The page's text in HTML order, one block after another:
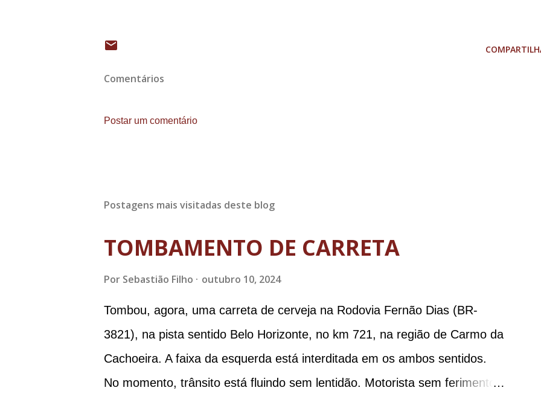
Comentários
Postar um comentário
Postagens mais visitadas deste blog
TOMBAMENTO DE CARRETA
Por Sebastião Filho outubro 10, 2024
Tombou, agora, uma carreta de cerveja na Rodovia Fernão Dias (BR-
3821), na pista sentido Belo Horizonte, no km 721, na região de Carmo da
Cachoeira. A faixa da esquerda está interditada em os ambos sentidos.
No momento, trânsito está fluindo sem lentidão. Motorista sem ferimentos